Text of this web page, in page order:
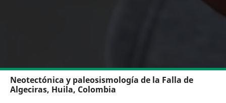
Neotectónica y paleosismología de la Falla de
Algeciras, Huila, Colombia